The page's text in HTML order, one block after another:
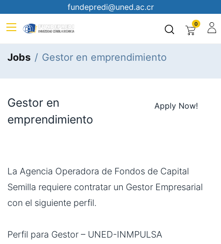
fundepredi@uned.ac.cr
0
Jobs Gestor en emprendimiento
Apply Now!
Gestor en
emprendimiento
La Agencia Operadora de Fondos de Capital
Semilla requiere contratar un Gestor Empresarial
con el siguiente perfil.
Perfil para Gestor – UNED-INMPULSA